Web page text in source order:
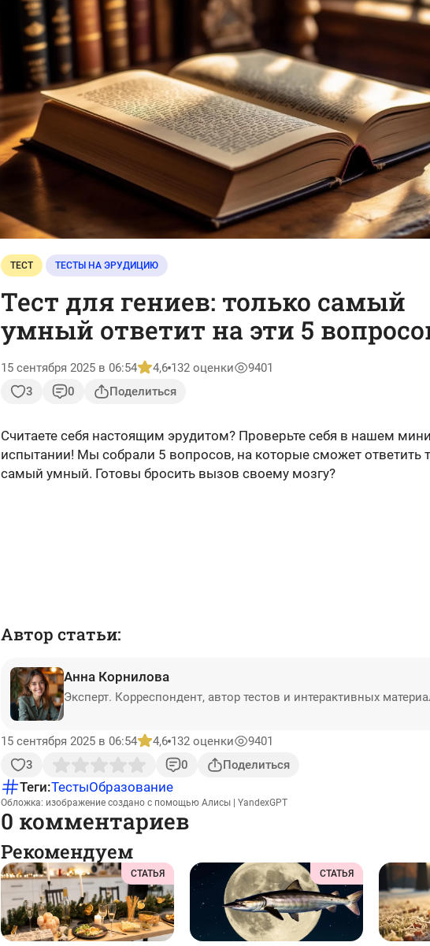
ТЕСТ ТЕСТЫ НА ЭРУДИЦИЮ
Тест для гениев: только самый
умный ответит на эти 5
15 сентября 2025 в 06:54 4,6 132 оценки
9401
3
0 Поделиться
Считаете себя настоящим эрудитом? Проверьте себя в нашем
испытании! Мы собрали 5 вопросов, на которые сможет ответить
самый умный. Готовы бросить вызов своему мозгу?
Автор статьи:
Анна Корнилова
Эксперт. Корреспондент, автор тестов и интерактивных
15 сентября 2025 в 06:54 4,6 132 оценки
9401
3
0 Поделиться
Теги:ТестыОбразование
Обложка: изображение создано с помощью Алисы | YandexGPT
0 комментариев
Рекомендуем
СТАТЬЯ СТАТЬЯ